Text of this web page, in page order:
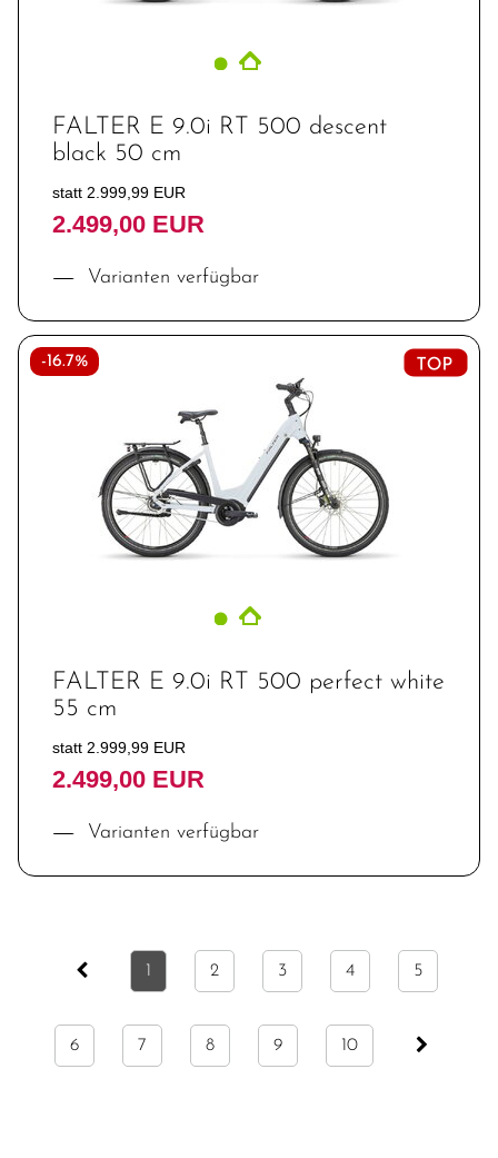
FALTER E 9.0i RT 500 descent
black 50 cm
statt 2.999,99 EUR
2.499,00 EUR
Varianten verfügbar
-16.7%
FALTER E 9.0i RT 500 perfect white
55 cm
statt 2.999,99 EUR
2.499,00 EUR
Varianten verfügbar
1 2 3 4 5
6 7 8 9 10